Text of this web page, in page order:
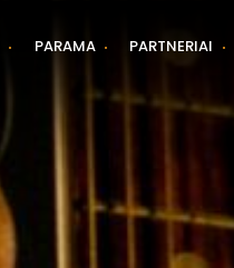
PARAMA PARTNERIAI